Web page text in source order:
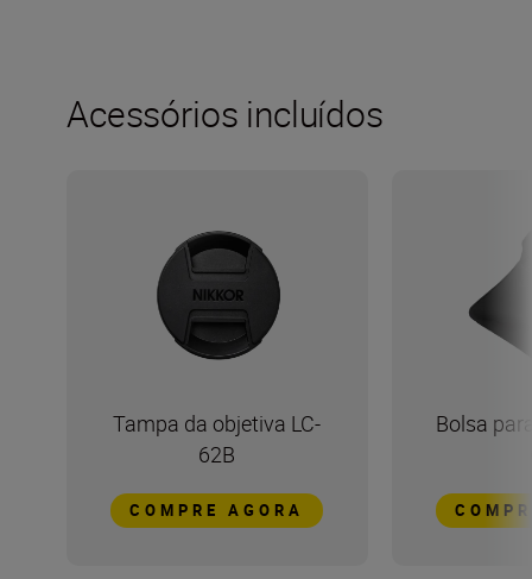
Acessórios incluídos
Tampa da objetiva LC-
62B
COMPRE AGORA
Bolsa